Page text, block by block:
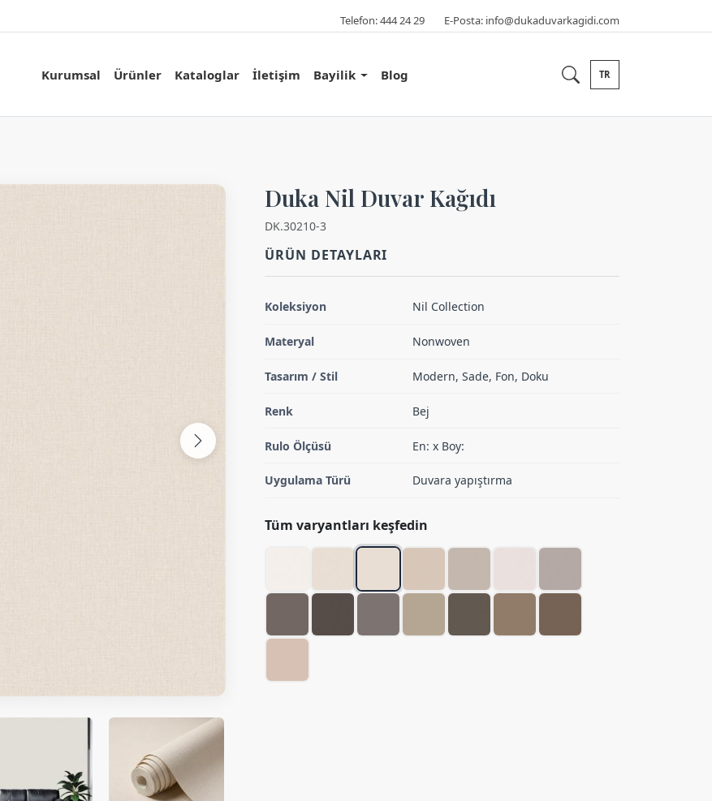
Telefon:444 24 29 E-Posta: info@dukaduvarkagidi.com
Kurumsal Ürünler Kataloglar İletişim Bayilik Blog TR
Duka Nil Duvar Kağıdı
DK.30210-3
ÜRÜN DETAYLARI
Koleksiyon Nil Collection
Materyal Nonwoven
Tasarım / Stil Modern, Sade, Fon, Doku
Renk Bej
Rulo Ölçüsü En: x Boy:
Uygulama Türü Duvara yapıştırma
Tüm varyantları keşfedin